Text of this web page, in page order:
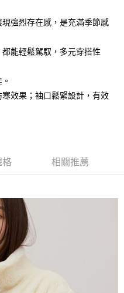
立後會自動跳轉到大哥付的交易
後續交易確認頁面所載為準。
遇審核未通過，訂單將自動取
達大哥付你分期系統評分，恕無
條碼／台灣大直營門市／銀行轉
務，並由商店將買賣／分期付款
確認、核對及更正。
https://oppay.tw/userRule
需儲值。
結帳。
，將跳轉至「AFTEE先享後付」
可完成結帳。
，但若您需要取消訂單，請聯絡
仍視為有效，需透過AFTEE先享
疑問，請聯繫「AFTEE先享後付
support/home
AFTEE先享後付」服務完成之交
，並將交易相關給付款項請求債
址：
費
費
費
費
費
強烈存在感，是充滿季節感
能輕鬆駕馭，多元穿搭性
效果；袖口鬆緊設計，有效
格 相關推薦